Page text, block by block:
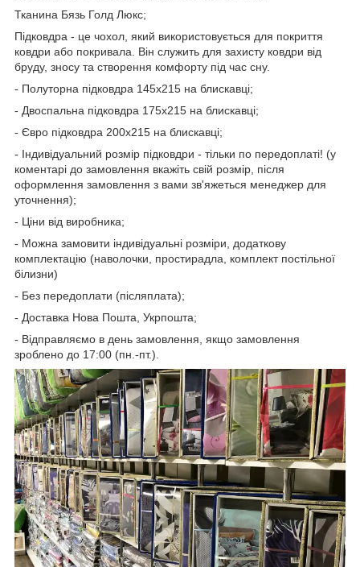
Тканина Бязь Голд Люкс;
Підковдра - це чохол, який використовується для покриття
ковдри або покривала. Він служить для захисту ковдри від
бруду, зносу та створення комфорту під час сну.
- Полуторна підковдра 145х215 на блискавці;
- Двоспальна підковдра 175х215 на блискавці;
- Євро підковдра 200х215 на блискавці;
- Індивідуальний розмір підковдри - тільки по передоплаті! (у
коментарі до замовлення вкажіть свій розмір, після
оформлення замовлення з вами зв'яжеться менеджер для
уточнення);
- Ціни від виробника;
- Можна замовити індивідуальні розміри, додаткову
комплектацію (наволочки, простирадла, комплект постільної
білизни)
- Без передоплати (післяплата);
- Доставка Нова Пошта, Укрпошта;
- Відправляємо в день замовлення, якщо замовлення
зроблено до 17:00 (пн.-пт.).